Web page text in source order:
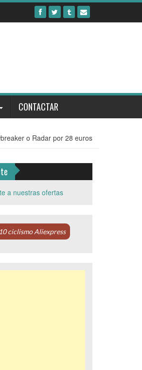
CONTACTAR
o Radar por 28 euros
a nuestras ofertas
ciclismo Aliexpress